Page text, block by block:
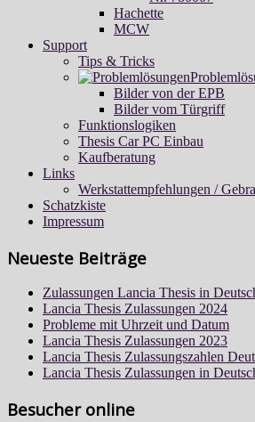
Hachette
MCW
Support
Tips & Tricks
Bilder von der EPB
Bilder vom Türgriff
Funktionslogiken
Thesis Car PC Einbau
Kaufberatung
Links
Werkstattempfehlungen /
Schatzkiste
Impressum
Neueste Beiträge
Zulassungen Lancia Thesis in
Lancia Thesis Zulassungen 2024
Probleme mit Uhrzeit und Datum
Lancia Thesis Zulassungen 2023
Lancia Thesis Zulassungszahlen
Lancia Thesis Zulassungen in
Besucher online